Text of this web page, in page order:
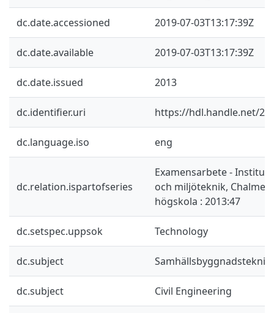
dc.date.accessioned 2019-07-03T13:17:39Z
dc.date.available 2019-07-03T13:17:39Z
dc.date.issued 2013
dc.identifier.uri https://hdl.handle.net/
dc.language.iso eng
dc.relation.ispartofseries
Examensarbete -
och miljöteknik,
högskola : 2013:47
dc.setspec.uppsok Technology
dc.subject Samhällsbyggnadsteknik
dc.subject Civil Engineering